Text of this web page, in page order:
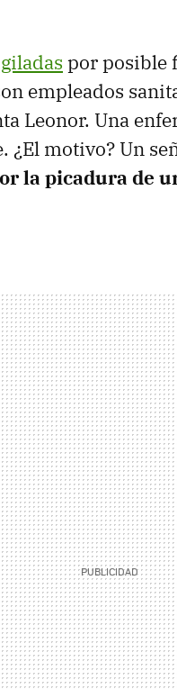
por posible
empleados
Leonor. Una
¿El motivo? Un
la picadura de